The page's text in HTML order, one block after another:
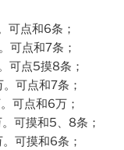
点和6条；
点和7条；
点5摸8条；
可点和7条；
可点和6万；
可摸和5、8条；
可摸和6条；